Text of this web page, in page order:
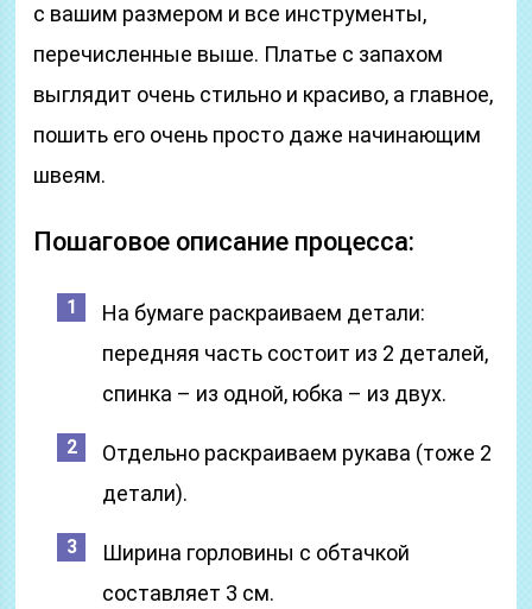
с вашим размером и все инструменты,
перечисленные выше. Платье с запахом
выглядит очень стильно и красиво, а главное,
пошить его очень просто даже начинающим
швеям.
Пошаговое описание процесса:
На бумаге раскраиваем детали:
передняя часть состоит из 2 деталей,
спинка – из одной, юбка – из двух.
Отдельно раскраиваем рукава (тоже 2
детали).
Ширина горловины с обтачкой
составляет 3 см.